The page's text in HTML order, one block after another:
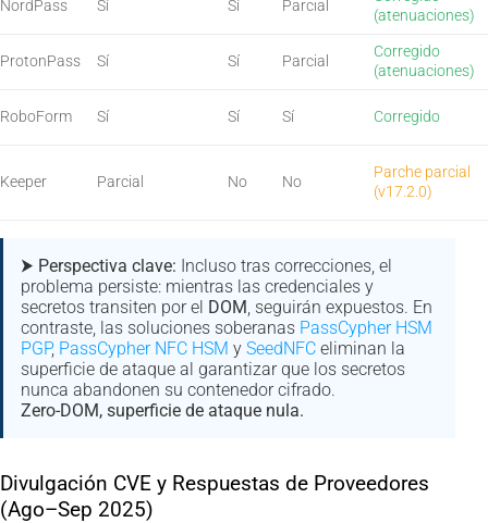
NordPass Sí Sí Parcial
(atenuaciones)
ProtonPass Sí Sí Parcial
Corregido
(atenuaciones)
RoboForm Sí Sí Sí Corregido
Keeper Parcial No No
Parche parcial
(v17.2.0)
⮞ Perspectiva clave: Incluso tras correcciones, el
problema persiste: mientras las credenciales y
secretos transiten por el DOM , seguirán expuestos. En
contraste, las soluciones soberanas PassCypher HSM
PGP, PassCypher NFC HSM y SeedNFC eliminan la
superficie de ataque al garantizar que los secretos
nunca abandonen su contenedor cifrado.
Zero-DOM, superficie de ataque nula.
Divulgación CVE y Respuestas de Proveedores
(Ago–Sep 2025)